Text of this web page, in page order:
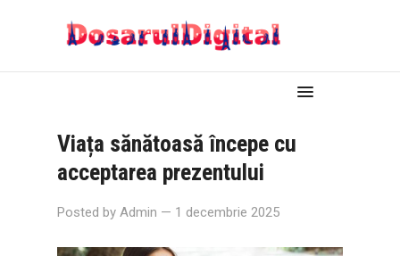
Viața sănătoasă începe cu
acceptarea prezentului
Posted by Admin — 1 decembrie 2025